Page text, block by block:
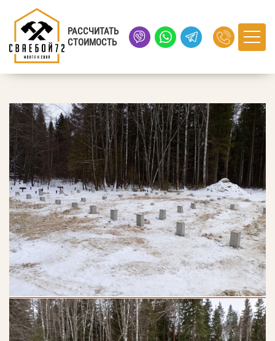
РАССЧИТАТЬ
СТОИМОСТЬ
Главная›
село Тюнево, Тюменская область